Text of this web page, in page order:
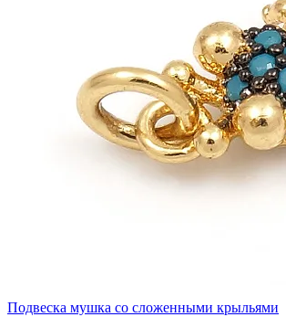
Подвеска мушка со сложенными крыльями